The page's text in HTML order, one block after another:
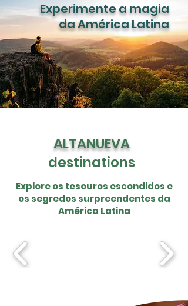
Experimente a magia
da América Latina
ALTANUEVA
destinations
Explore os tesouros escondidos e
os segredos surpreendentes da
América Latina